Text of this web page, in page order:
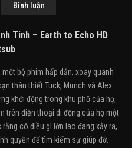
Bình luận
Tinh – Earth to Echo HD
bộ phim hấp dẫn, xoay quanh
thân thiết Tuck, Munch và Alex.
khởi động trong khu phố của họ,
trên điện thoại di động của họ một
có điều gì lớn lao đang xảy ra,
quyền để tìm kiếm sự giúp đỡ.